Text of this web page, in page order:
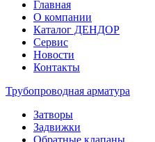
Главная
О компании
Каталог ДЕНДОР
Сервис
Новости
Контакты
Трубопроводная арматура
Затворы
Задвижки
Обратные клапаны